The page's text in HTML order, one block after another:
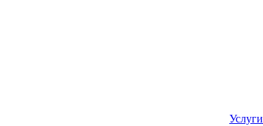
Услуги